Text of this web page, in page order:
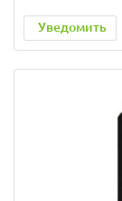
Уведомить